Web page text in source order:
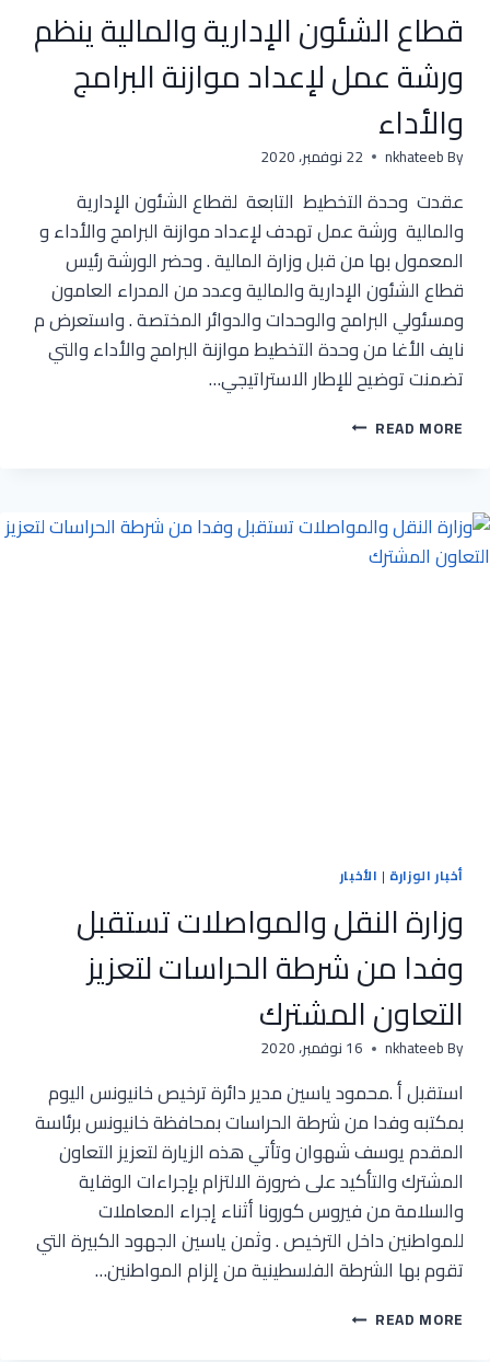
قطاع الشئون الإدارية والمالية ينظم
ورشة عمل لإعداد موازنة البرامج
والأداء
By
nkhateeb 22 نوفمبر، 2020
عقدت وحدة التخطيط التابعة لقطاع الشئون الإدارية
والمالية ورشة عمل تهدف لإعداد موازنة البرامج والأداء و
المعمول بها من قبل وزارة المالية . وحضر الورشة رئيس
قطاع الشئون الإدارية والمالية وعدد من المدراء العامون
ومسئولي البرامج والوحدات والدوائر المختصة . واستعرض م
نايف الأغا من وحدة التخطيط موازنة البرامج والأداء والتي
تضمنت توضيح للإطار الاستراتيجي…
READ MORE قطاع
ينظم
ورشة
عمل
أخبار الوزارة | الأخبار
وزارة النقل والمواصلات تستقبل
وفدا من شرطة الحراسات لتعزيز
التعاون المشترك
By
nkhateeb 16 نوفمبر، 2020
استقبل أ .محمود ياسين مدير دائرة ترخيص خانيونس اليوم
بمكتبه وفدا من شرطة الحراسات بمحافظة خانيونس برئاسة
المقدم يوسف شهوان وتأتي هذه الزيارة لتعزيز التعاون
المشترك والتأكيد على ضرورة الالتزام بإجراءات الوقاية
والسلامة من فيروس كورونا أثناء إجراء المعاملات
للمواطنين داخل الترخيص . وثمن ياسين الجهود الكبيرة التي
تقوم بها الشرطة الفلسطينية من إلزام المواطنين…
READ MORE وزارة